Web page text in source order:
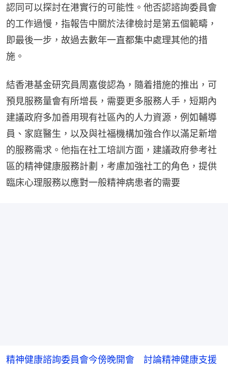
認同可以探討在港實行的可能性。他否認諮詢委員會
的工作過慢，指報告中關於法律檢討是第五個範疇，
即最後一步，故過去數年一直都集中處理其他的措
施。
結香港基金研究員周嘉俊認為，隨着措施的推出，可
預見服務量會有所增長，需要更多服務人手，短期內
建議政府多加善用現有社區內的人力資源，例如輔導
員、家庭醫生，以及與社福機構加強合作以滿足新增
的服務需求。他指在社工培訓方面，建議政府參考社
區的精神健康服務計劃，考慮加強社工的角色，提供
臨床心理服務以應對一般精神病患者的需要
精神健康諮詢委員會今傍晚開會 討論精神健康支援